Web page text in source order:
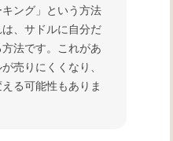
ング」という方法
、サドルに自分だ
法です。これがあ
売りにくくなり、
る可能性もありま